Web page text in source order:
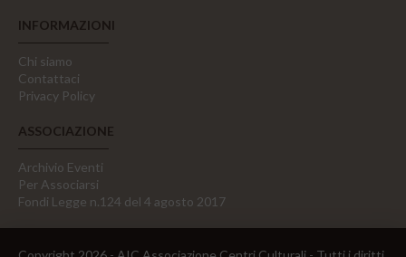
INFORMAZIONI
Chi siamo
Contattaci
Privacy Policy
ASSOCIAZIONE
Archivio Eventi
Per Associarsi
Fondi Legge n.124 del 4 agosto 2017